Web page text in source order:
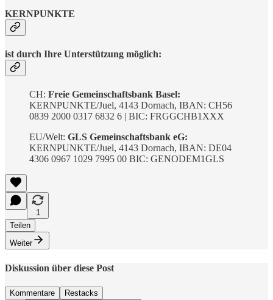
KERNPUNKTE
ist durch Ihre Unterstützung möglich:
CH: Freie Gemeinschaftsbank Basel:
KERNPUNKTE/Juel, 4143 Dornach, IBAN: CH56
0839 2000 0317 6832 6 | BIC: FRGGCHB1XXX
EU/Welt: GLS Gemeinschaftsbank eG:
KERNPUNKTE/Juel, 4143 Dornach, IBAN: DE04
4306 0967 1029 7995 00 BIC: GENODEM1GLS
1
Teilen
Weiter
Diskussion über diese Post
Kommentare Restacks